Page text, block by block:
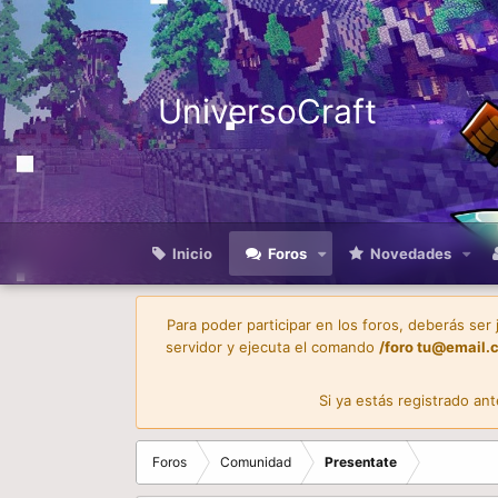
UniversoCraft
Inicio Foros Novedades
Para poder participar en los foros, deberás
servidor y ejecuta el comando /foro
Si ya estás registrado
Foros Comunidad Presentate